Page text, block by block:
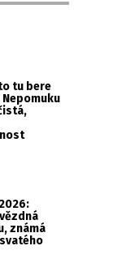
tu bere
Nepomuku
známá